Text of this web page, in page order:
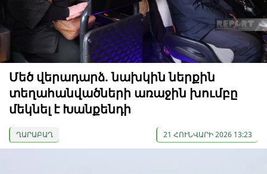
Մեծ վերադարձ. նախկին ներքին
տեղահանվածների առաջին խումբը
մեկնել է Խանքենդի
ՂԱՐԱԲԱՂ 21 ՀՈՒՆՎԱՐԻ 2026 13:23